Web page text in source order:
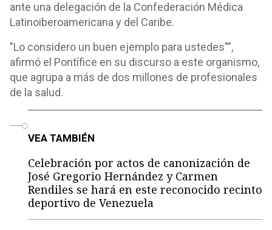
ante una delegación de la Confederación Médica
Latinoiberoamericana y del Caribe.
"Lo considero un buen ejemplo para ustedes"”,
afirmó el Pontífice en su discurso a este organismo,
que agrupa a más de dos millones de profesionales
de la salud.
VEA TAMBIÉN
Celebración por actos de canonización de
José Gregorio Hernández y Carmen
Rendiles se hará en este reconocido recinto
deportivo de Venezuela